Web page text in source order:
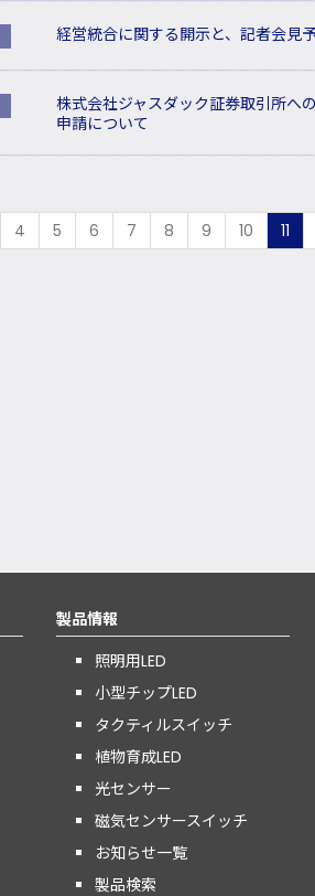
経営統合に関する開示と、記者会見
株式会社ジャスダック証券取引所へ
申請について
前
4 5 6 7 8 9 10 11
製品情報
照明用LED
小型チップLED
タクティルスイッチ
植物育成LED
光センサー
磁気センサースイッチ
お知らせ一覧
製品検索